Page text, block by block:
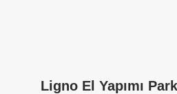
Ligno El Yapımı